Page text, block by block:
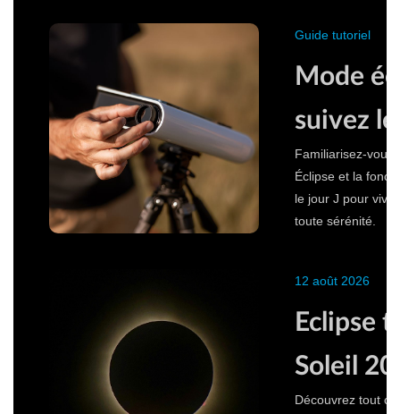
Guide tutoriel
Mode
suivez
Familiarisez-vous
Éclipse et la
le jour J pour
toute sérénité.
12 août 2026
Eclipse
Soleil
Découvrez tout ce